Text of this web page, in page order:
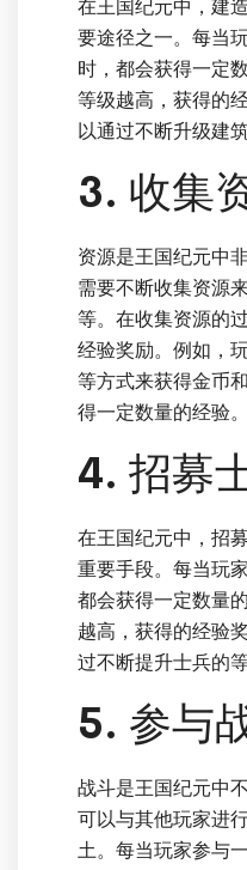
在王国纪元中，建
要途径之一。每当
时，都会获得一定
等级越高，获得的
以通过不断升级建
3. 收集
资源是王国纪元中
需要不断收集资源
等。在收集资源的
经验奖励。例如，
等方式来获得金币
得一定数量的经验。
4. 招募
在王国纪元中，招
重要手段。每当玩
都会获得一定数量
越高，获得的经验
过不断提升士兵的
5. 参与
战斗是王国纪元中
可以与其他玩家进
土。每当玩家参与